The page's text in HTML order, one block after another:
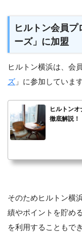
ヒルトン会員
ーズ」に加盟
ヒルトン横浜は、会
ズ 」に参加しています
ヒルトン
徹底解説！
そのためヒルトン横
績やポイントを貯め
を利用することもで